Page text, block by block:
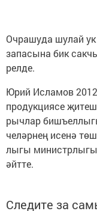
Очрашуда шулай
запасына бик
релде.
Юрий Исламов
продукциясе
рычлар
челәрнең исенә
лыгы министрлыгы
әйтте.
Следите за